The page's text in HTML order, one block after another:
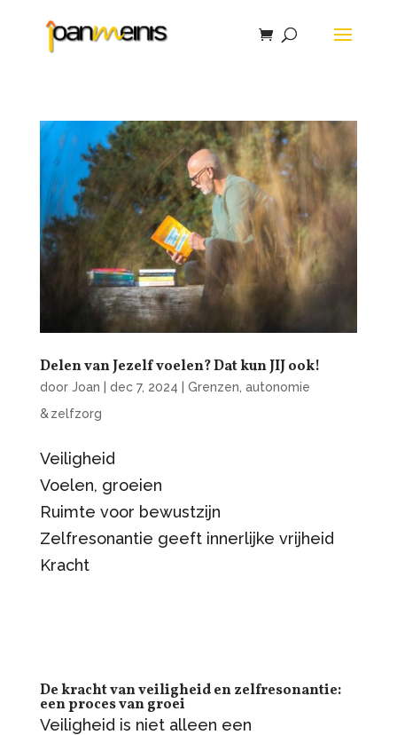
Delen van Jezelf voelen? Dat kun JIJ ook!
door Joan dec 7, 2024
Grenzen, autonomie
& zelfzorg
Veiligheid
Voelen, groeien
Ruimte voor bewustzijn
Zelfresonantie geeft innerlijke vrijheid
Kracht
De kracht van veiligheid en zelfresonantie:
een proces van groei
Veiligheid is niet alleen een